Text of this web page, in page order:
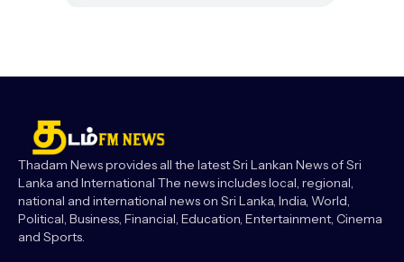
Thadam News provides all the latest Sri Lankan News of Sri
Lanka and International The news includes local, regional,
national and international news on Sri Lanka, India, World,
Political, Business, Financial, Education, Entertainment, Cinema
and Sports.